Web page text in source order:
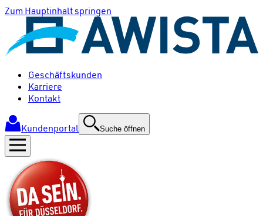
Zum Hauptinhalt springen
Geschäftskunden
Karriere
Kontakt
Kundenportal Suche öffnen